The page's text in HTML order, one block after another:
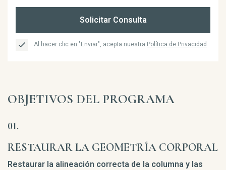
Solicitar Consulta
Al hacer clic en "Enviar", acepta nuestra Política de Privacidad
OBJETIVOS DEL PROGRAMA
RESTAURAR LA GEOMETRÍA CORPORAL
Restaurar la alineación correcta de la columna y las